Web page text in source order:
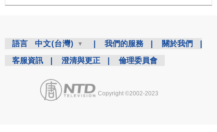
語言 中文(台灣) 我們的服務 關於我們
客服資訊 澄清與更正 倫理委員會
Copyright ©2002-2023